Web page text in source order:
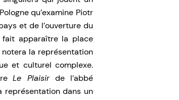
qu’examine Piotr
et de l’ouverture du
fait apparaître la place
la représentation
et culturel complexe.
Le Plaisir de l’abbé
représentation dans un